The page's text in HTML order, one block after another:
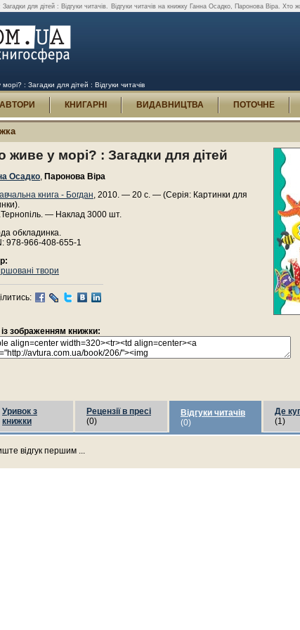
для дітей : Відгуки читачів. Відгуки читачів на книжку Ганна Осадко, Паронова Віра. Хто
: Загадки для дітей : Відгуки читачів
АВТОРИ КНИГАРНІ ВИДАВНИЦТВА ПОТОЧНЕ
живе у морі? : Загадки для дітей
Осадко, Паронова Віра
книга - Богдан, 2010. — 20 с. — (Серія: Картинки для
— Наклад 3000 шт.
обкладинка.
978-966-408-655-1
твори
із зображенням книжки:
Уривок з
книжки
Рецензії в пресі
(0)
Відгуки читачів
(0)
Де
(1)
відгук першим ...